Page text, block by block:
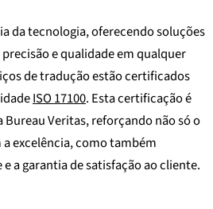
da tecnologia, oferecendo soluções
e qualidade em qualquer
de tradução estão certificados
ISO 17100. Esta certificação é
Veritas, reforçando não só o
excelência, como também
a garantia de satisfação ao cliente.